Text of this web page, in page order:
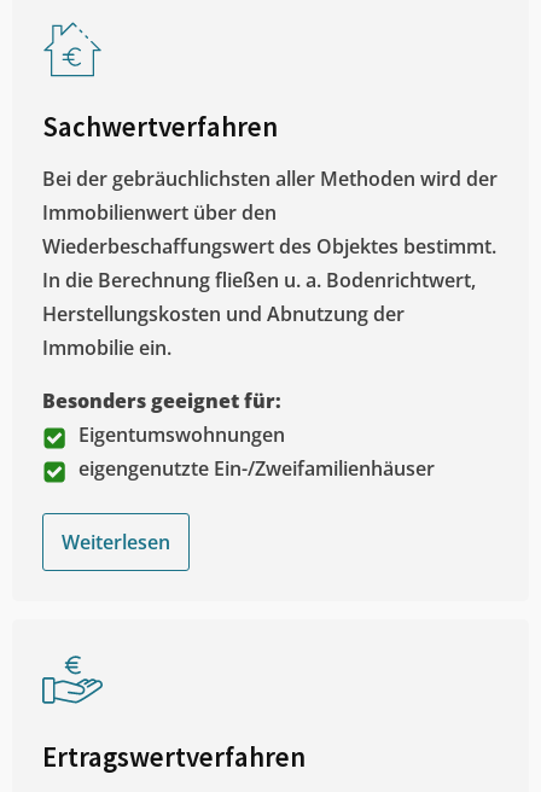
Sachwertverfahren
Bei der gebräuchlichsten aller Methoden wird der
Immobilienwert über den
Wiederbeschaffungswert des Objektes bestimmt.
In die Berechnung fließen u. a. Bodenrichtwert,
Herstellungskosten und Abnutzung der
Immobilie ein.
Besonders geeignet für:
Eigentumswohnungen
eigengenutzte Ein-/Zweifamilienhäuser
Weiterlesen
Ertragswertverfahren